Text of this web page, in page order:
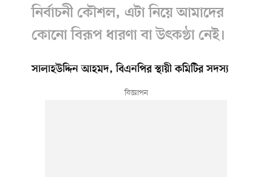
নির্বাচনী কৌশল, এটা নিয়ে আমাদের
কোনো বিরূপ ধারণা বা উৎকণ্ঠা নেই।
সালাহউদ্দিন আহমদ, বিএনপির স্থায়ী কমিটির সদস্য